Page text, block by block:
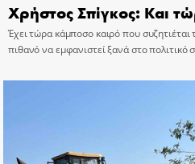
Χρήστος Σπίγκος: Και
Έχει τώρα κάμποσο καιρό που συζητιέται
πιθανό να εμφανιστεί ξανά στο πολιτικό